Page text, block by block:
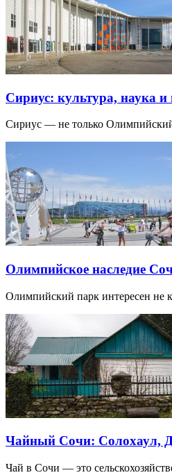
Сириус: культура, наука
Сириус — не только
Олимпийское наследие
Олимпийский парк интересен не
Чайный Сочи: Солохаул,
Чай в Сочи — это